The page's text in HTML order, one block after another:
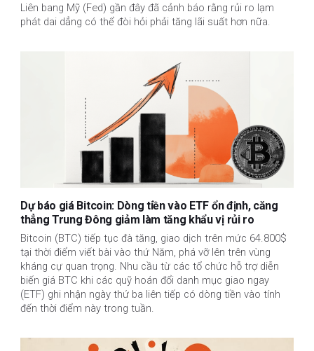
Liên bang Mỹ (Fed) gần đây đã cảnh báo rằng rủi ro lạm
phát dai dẳng có thể đòi hỏi phải tăng lãi suất hơn nữa.
Dự báo giá Bitcoin: Dòng tiền vào ETF ổn định, căng
thẳng Trung Đông giảm làm tăng khẩu vị rủi ro
Bitcoin (BTC) tiếp tục đà tăng, giao dịch trên mức 64.800$
tại thời điểm viết bài vào thứ Năm, phá vỡ lên trên vùng
kháng cự quan trọng. Nhu cầu từ các tổ chức hỗ trợ diễn
biến giá BTC khi các quỹ hoán đổi danh mục giao ngay
(ETF) ghi nhận ngày thứ ba liên tiếp có dòng tiền vào tính
đến thời điểm này trong tuần.